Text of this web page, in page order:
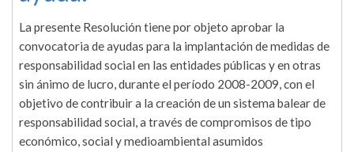
La presente Resolución tiene por objeto aprobar la
convocatoria de ayudas para la implantación de medidas de
responsabilidad social en las entidades públicas y en otras
sin ánimo de lucro, durante el período 2008-2009, con el
objetivo de contribuir a la creación de un sistema balear de
responsabilidad social, a través de compromisos de tipo
económico, social y medioambiental asumidos